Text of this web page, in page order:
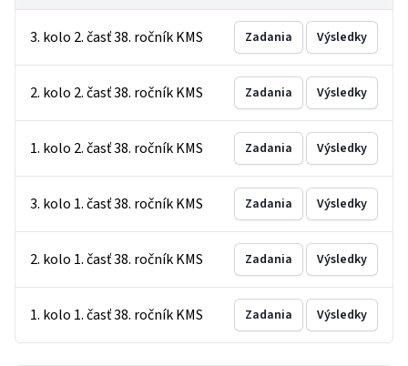
3. kolo 2. časť 38. ročník KMS Zadania Výsledky
2. kolo 2. časť 38. ročník KMS Zadania Výsledky
1. kolo 2. časť 38. ročník KMS Zadania Výsledky
3. kolo 1. časť 38. ročník KMS Zadania Výsledky
2. kolo 1. časť 38. ročník KMS Zadania Výsledky
1. kolo 1. časť 38. ročník KMS Zadania Výsledky